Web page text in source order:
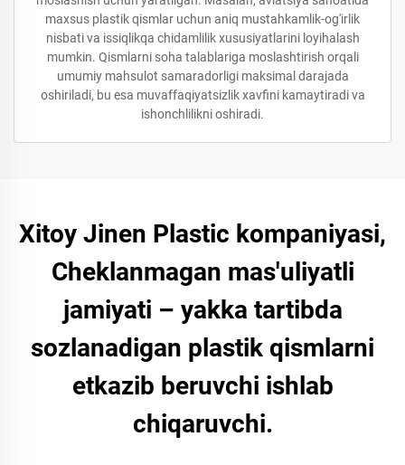
maxsus plastik qismlar uchun aniq mustahkamlik-og'irlik
nisbati va issiqlikqa chidamlilik xususiyatlarini loyihalash
mumkin. Qismlarni soha talablariga moslashtirish orqali
umumiy mahsulot samaradorligi maksimal darajada
oshiriladi, bu esa muvaffaqiyatsizlik xavfini kamaytiradi va
ishonchlilikni oshiradi.
Xitoy Jinen Plastic kompaniyasi,
Cheklanmagan mas'uliyatli
jamiyati – yakka tartibda
sozlanadigan plastik qismlarni
etkazib beruvchi ishlab
chiqaruvchi.